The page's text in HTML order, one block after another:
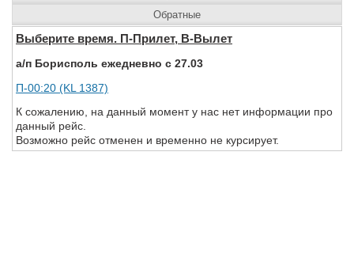
Выберите время. П-Прилет, В-Вылет
а/п Борисполь ежедневно с 27.03
П-00:20 (KL 1387)
К сожалению, на данный момент у нас нет информации про
данный рейс.
Возможно рейс отменен и временно не курсирует.
Обратные